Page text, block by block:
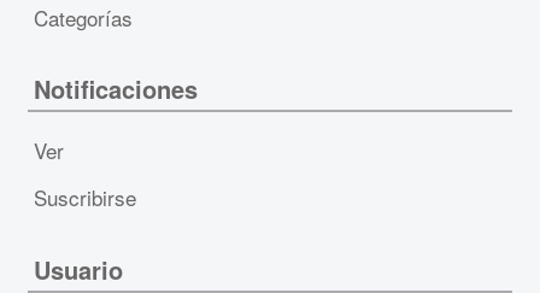
Categorías
Notificaciones
Ver
Suscribirse
Usuario